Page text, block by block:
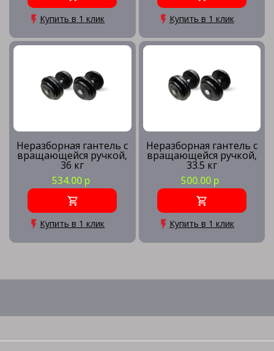
Купить в 1 клик Купить в 1 клик
Неразборная гантель c
вращающейся ручкой,
36 кг
534.00 р
Купить в 1 клик
Неразборная гантель c
вращающейся ручкой,
33.5 кг
500.00 р
Купить в 1 клик